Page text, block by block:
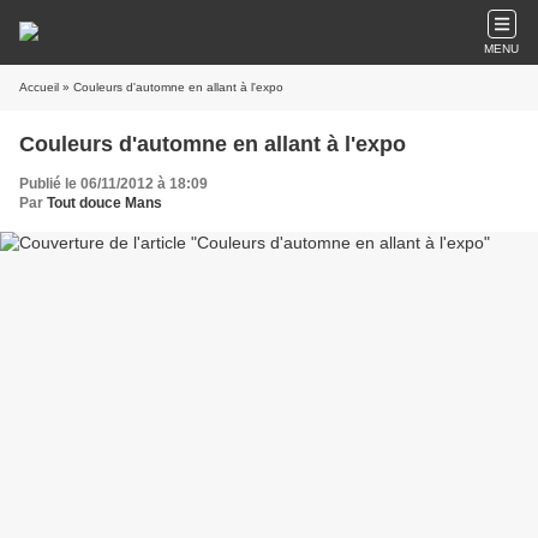
MENU
Accueil » Couleurs d'automne en allant à l'expo
Couleurs d'automne en allant à l'expo
Publié le 06/11/2012 à 18:09
Par Tout douce Mans